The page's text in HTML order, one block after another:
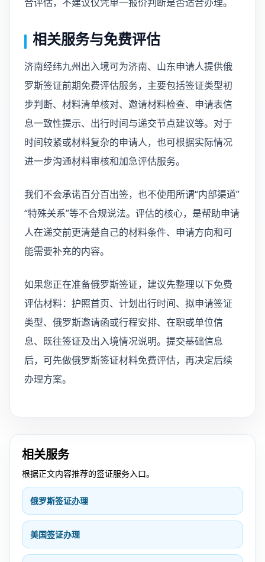
相关服务与免费评估
济南经纬九州出入境可为济南、山东申请人提供俄
罗斯签证前期免费评估服务，主要包括签证类型初
步判断、材料清单核对、邀请材料检查、申请表信
息一致性提示、出行时间与递交节点建议等。对于
时间较紧或材料复杂的申请人，也可根据实际情况
进一步沟通材料审核和加急评估服务。
我们不会承诺百分百出签，也不使用所谓“内部渠道”
“特殊关系”等不合规说法。评估的核心，是帮助申请
人在递交前更清楚自己的材料条件、申请方向和可
能需要补充的内容。
如果您正在准备俄罗斯签证，建议先整理以下免费
评估材料：护照首页、计划出行时间、拟申请签证
类型、俄罗斯邀请函或行程安排、在职或单位信
息、既往签证及出入境情况说明。提交基础信息
后，可先做俄罗斯签证材料免费评估，再决定后续
办理方案。
相关服务
根据正文内容推荐的签证服务入口。
俄罗斯签证办理
美国签证办理